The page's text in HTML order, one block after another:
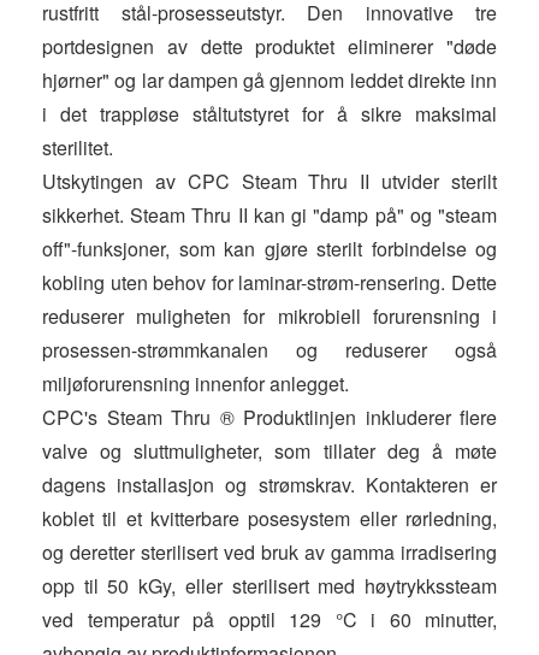
rustfritt stål-prosesseutstyr. Den innovative tre
portdesignen av dette produktet eliminerer "døde
hjørner" og lar dampen gå gjennom leddet direkte inn
i det trappløse ståltutstyret for å sikre maksimal
sterilitet.
Utskytingen av CPC Steam Thru II utvider sterilt
sikkerhet. Steam Thru II kan gi "damp på" og "steam
off"-funksjoner, som kan gjøre sterilt forbindelse og
kobling uten behov for laminar-strøm-rensering. Dette
reduserer muligheten for mikrobiell forurensning i
prosessen-strømmkanalen og reduserer også
miljøforurensning innenfor anlegget.
CPC's Steam Thru ® Produktlinjen inkluderer flere
valve og sluttmuligheter, som tillater deg å møte
dagens installasjon og strømskrav. Kontakteren er
koblet til et kvitterbare posesystem eller rørledning,
og deretter sterilisert ved bruk av gamma irradisering
opp til 50 kGy, eller sterilisert med høytrykkssteam
ved temperatur på opptil 129 °C i 60 minutter,